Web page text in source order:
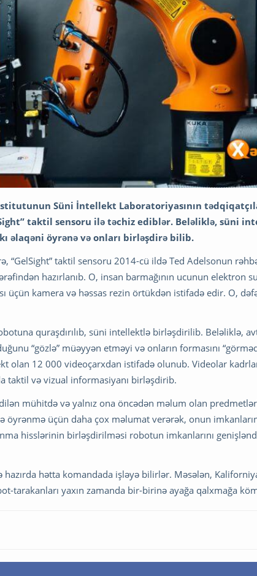
Süni İntellekt Laboratoriyasının
taktil sensoru ilə təchiz ediblər. Beləliklə, süni
əlaqəni öyrənə və onları birləşdirə bilib.
“GelSight” taktil sensoru 2014-cü ildə Ted Adelsonun
hazırlanıb. O, insan barmağının ucunun elektron
üçün kamera və həssas rezin örtükdən istifadə edir. O,
quraşdırılıb, süni intellektlə birləşdirilib. Beləliklə,
“gözlə” müəyyən etməyi və onların formasını
olan 12 000 videoçarxdan istifadə olunub. Videolar
taktil və vizual informasiyanı birləşdirib.
mühitdə və yalnız ona öncədən məlum olan
öyrənmə üçün daha çox məlumat verərək, onun
hisslərinin birləşdirilməsi robotun imkanlarını
hətta komandada işləyə bilirlər. Məsələn,
tarakanları yaxın zamanda bir-birinə ayağa qalxmağa